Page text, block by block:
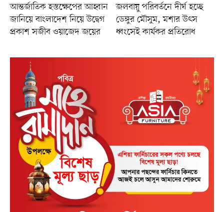
আন্তর্জাতিক হস্তক্ষেপের আহ্বান
জানিয়ে বাংলাদেশ নিয়ে উদ্বেগ
প্রকাশ সজীব ওয়াজেদ জয়ের
জলবায়ু পরিবর্তনে দীর্ঘ হচ্ছে
ডেঙ্গুর মৌসুম, মশার উৎস
ধ্বংসেই কার্যকর প্রতিরোধ